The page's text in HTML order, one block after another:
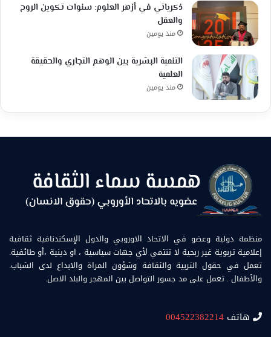
ذكرياتي في أزهر العلوم: سنوات تكوين الروح
والعقل
منذ يومين
التنمية البشرية بين الوهم التجاري والحقيقة
العلمية
منذ يومين
منظمة دولية وعضو في الاتحاد الاوروبي والدول الإسكندنافية ثقافية
إعلامية تربوية غير ربحية لا تنتمي لأي جهات سياسية ، او دينية ،أو طائفية.
تعمل في حقول التربية والثقافة وشؤون المراة والابداع لدى الشباب.
والأطفال . تعمل على مد جسور التواصل بين المهجر والبلد الاصل.
هاتف 004522382214